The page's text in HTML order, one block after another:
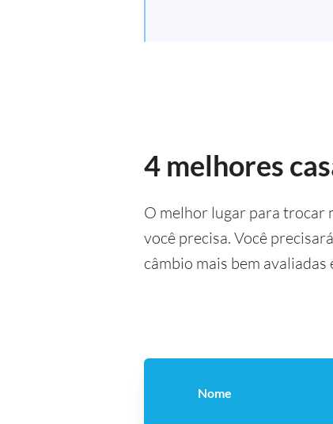
4 melhores
O melhor lugar para trocar
você precisa. Você
câmbio mais bem
Nome